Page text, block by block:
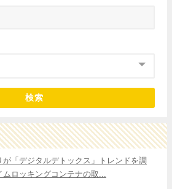
検索
が「デジタルデトックス」トレンドを調
ムロッキングコンテナの取...